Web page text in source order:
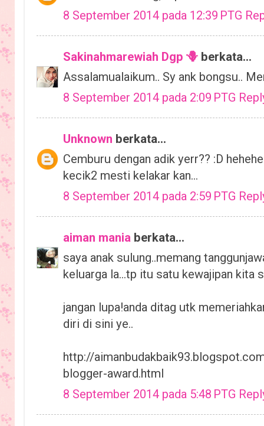
8 September 2014 pada 12:39 PTG
Sakinahmarewiah Dgp 🪻 berkata...
Assalamualaikum.. Sy ank bongsu..
8 September 2014 pada 2:09 PTG
Unknown berkata...
Cemburu dengan adik yerr?? :D
kecik2 mesti kelakar kan...
8 September 2014 pada 2:59 PTG
aiman mania berkata...
saya anak sulung..memang
keluarga la...tp itu satu kewajipan kita
jangan lupa!anda ditag utk
diri di sini ye..
http://
blogger-award.html
8 September 2014 pada 5:48 PTG